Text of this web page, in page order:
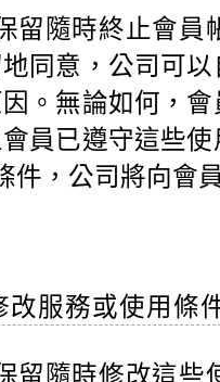
留隨時終止會員
同意，公司可
。無論如何，
員已遵守這些
件，公司將向會
改服務或使用條
留隨時修改這些